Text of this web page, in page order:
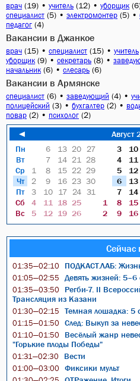
врач (19) • учитель (12) • уборщик
специалист (5) • электромонтер (5) •
педагог (4)
Вакансии в Джанкое
врач (15) • специалист (15) • учитель
уборщик (9) • секретарь (8) •
начальник (6) • слесарь (6)
Вакансии в Армянске
специалист (6) • заведующий (4) •
полицейский (3) • бухгалтер (2) •
повар (2) • психолог (2)
◄
Август
Пн
Вт
Ср
Чт
Пт
Сб
Вс
6 13 20
27
7
14 21
28
1
8 15 22 29
2
9 16 23 30
3
10 17 24 31
4
11 18 25
5
12 19 26
3 10
4
11
5
12
6
13
7
14
1
8 15
2
9 16
Сейчас
01:35—02:10 ПОДКАСТ.ЛАБ:
01:05—02:55 Девять жизней:
01:35—03:50
Регби-7. II
Трансляция из Казани
01:30—02:15 Темная лошадка: 5
01:15—01:50 След: Выкуп за
01:10—01:50
Весёлый жанр
"Горькие плоды Победы"
01:31—02:30 Вести
01:00—03:00 Фиксики мульт